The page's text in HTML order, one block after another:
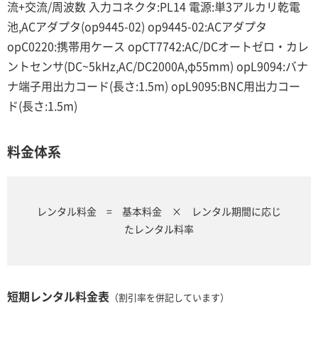
流+交流/周波数 入力コネクタ:PL14 電源:単3アルカリ乾電
池,ACアダプタ(op9445-02) op9445-02:ACアダプタ
opC0220:携帯用ケース opCT7742:AC/DCオートゼロ・カレ
ントセンサ(DC~5kHz,AC/DC2000A,φ55mm) opL9094:バナ
ナ端子用出力コード(長さ:1.5m) opL9095:BNC用出力コー
ド(長さ:1.5m)
料金体系
レンタル料金 = 基本料金 × レンタル期間に応じ
たレンタル料率
短期レンタル料金表 （割引率を併記しています）